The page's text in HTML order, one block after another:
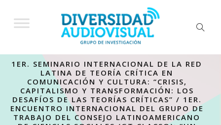
1ER. SEMINARIO INTERNACIONAL DE LA RED
LATINA DE TEORÍA CRÍTICA EN
COMUNICACIÓN Y CULTURA: “CRISIS,
CAPITALISMO Y TRANSFORMACIÓN: LOS
DESAFÍOS DE LAS TEORÍAS CRÍTICAS” / 1ER.
ENCUENTRO INTERNACIONAL DEL GRUPO DE
TRABAJO DEL CONSEJO LATINOAMERICANO